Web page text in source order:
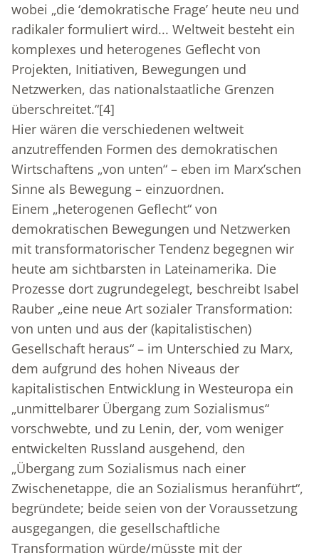
wobei „die ‘demokratische Frage’ heute neu und
radikaler formuliert wird... Weltweit besteht ein
komplexes und heterogenes Geflecht von
Projekten, Initiativen, Bewegungen und
Netzwerken, das nationalstaatliche Grenzen
überschreitet.“[4]
Hier wären die verschiedenen weltweit
anzutreffenden Formen des demokratischen
Wirtschaftens „von unten“ – eben im Marx’schen
Sinne als Bewegung – einzuordnen.
Einem „heterogenen Geflecht“ von
demokratischen Bewegungen und Netzwerken
mit transformatorischer Tendenz begegnen wir
heute am sichtbarsten in Lateinamerika. Die
Prozesse dort zugrundegelegt, beschreibt Isabel
Rauber „eine neue Art sozialer Transformation:
von unten und aus der (kapitalistischen)
Gesellschaft heraus“ – im Unterschied zu Marx,
dem aufgrund des hohen Niveaus der
kapitalistischen Entwicklung in Westeuropa ein
„unmittelbarer Übergang zum Sozialismus“
vorschwebte, und zu Lenin, der, vom weniger
entwickelten Russland ausgehend, den
„Übergang zum Sozialismus nach einer
Zwischenetappe, die an Sozialismus heranführt“,
begründete; beide seien von der Voraussetzung
ausgegangen, die gesellschaftliche
Transformation würde/müsste mit der